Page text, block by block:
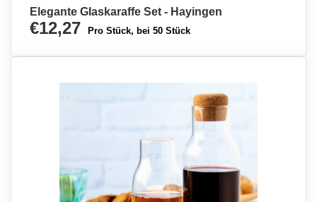
Elegante Glaskaraffe Set - Hayingen
€12,27 Pro Stück, bei 50 Stück